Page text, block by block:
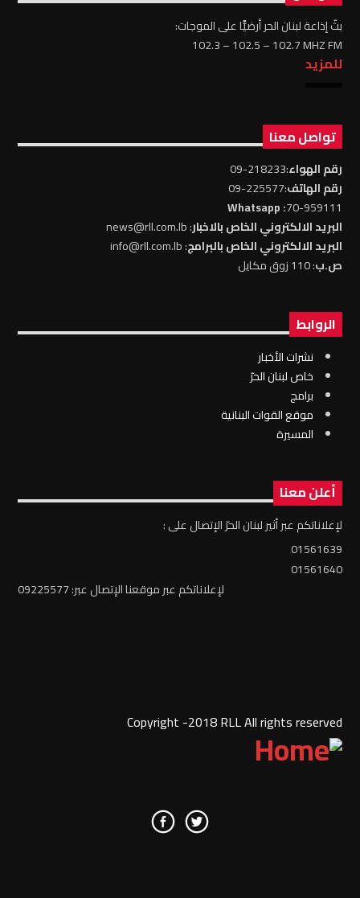
بثّ إذاعة لبنان الحر أرضيًّا على الموجات:
102.3 – 102.5 – 102.7 MHZ FM
للمزيد
تواصل معنا
رقم الهواء:218233-09
رقم الهاتف:225577-09
70-959111
: Whatsapp
البريد الالكتروني الخاص بالاخبار: news@rll.com.lb
البريد الالكتروني الخاص بالبرامج: info@rll.com.lb
ص.ب: 110 زوق مكايل
الروابط
نشرات الأخبار
خاص لبنان الحرّ
برامج
موقع القوات البنانية
المسيرة
أعلن معنا
لإعلاناتكم عبر أثير لبنان الحرّ الإتصال على :
01561639
01561640
لإعلاناتكم عبر موقعنا الإتصال عبر: 09225577
Copyright -2018 RLL All rights reserved